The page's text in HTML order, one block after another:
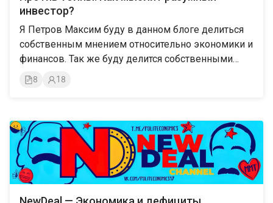
инвестор?
Я Петров Максим буду в данном блоге делиться
собственным мнением относительно экономики и
финансов. Так же буду делится собственными
инвестициями и методологией принятия
инвестиционных решений.
8 18